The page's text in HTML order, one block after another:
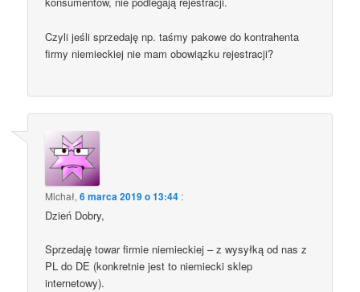
Czyli jeśli sprzedaję np. taśmy pakowe do kontrahenta
firmy niemieckiej nie mam obowiązku rejestracji?
Michał,6 marca 2019 o 13:44 :
Dzień Dobry,
Sprzedaję towar firmie niemieckiej – z wysyłką od nas z
PL do DE (konkretnie jest to niemiecki sklep
internetowy).